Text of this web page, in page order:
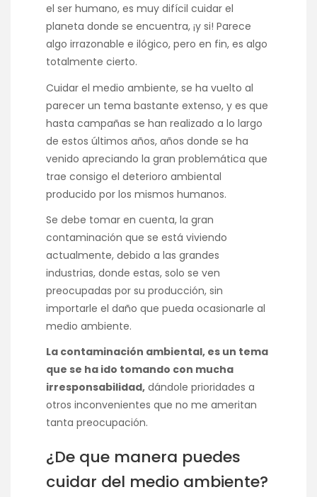
el ser humano, es muy difícil cuidar el
planeta donde se encuentra, ¡y si! Parece
algo irrazonable e ilógico, pero en fin, es algo
totalmente cierto.
Cuidar el medio ambiente, se ha vuelto al
parecer un tema bastante extenso, y es que
hasta campañas se han realizado a lo largo
de estos últimos años, años donde se ha
venido apreciando la gran problemática que
trae consigo el deterioro ambiental
producido por los mismos humanos.
Se debe tomar en cuenta, la gran
contaminación que se está viviendo
actualmente, debido a las grandes
industrias, donde estas, solo se ven
preocupadas por su producción, sin
importarle el daño que pueda ocasionarle al
medio ambiente.
La contaminación ambiental, es un tema
que se ha ido tomando con mucha
irresponsabilidad, dándole prioridades a
otros inconvenientes que no me ameritan
tanta preocupación.
¿De que manera puedes
cuidar del medio ambiente?